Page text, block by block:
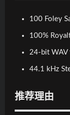
100 Foley
100%
24-bit WAV
44.1 kHz
推荐理由